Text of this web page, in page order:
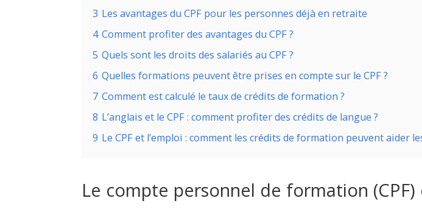
3 Les avantages du CPF pour les personnes déjà en retraite
4 Comment profiter des avantages du CPF ?
5 Quels sont les droits des salariés au CPF ?
6 Quelles formations peuvent être prises en compte sur le CPF ?
7 Comment est calculé le taux de crédits de formation ?
8 L’anglais et le CPF : comment profiter des crédits de langue ?
9 Le CPF et l’emploi : comment les crédits de formation peuvent aider
Le compte personnel de formation